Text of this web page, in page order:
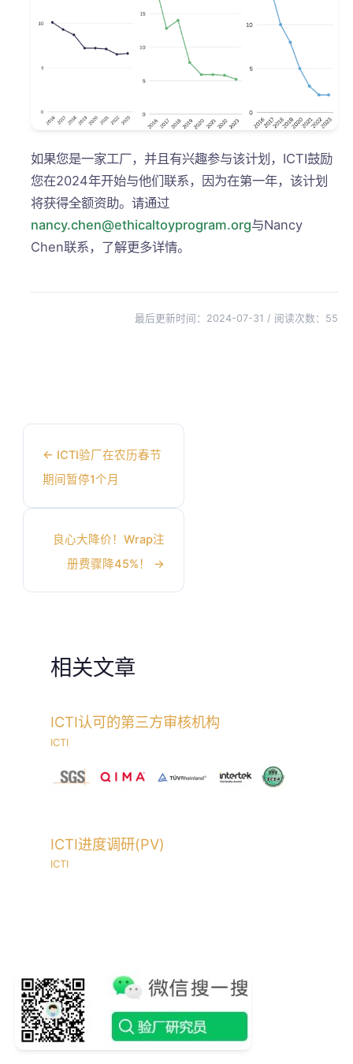
如果您是一家工厂，并且有兴趣参与该计划，ICTI鼓励
您在2024年开始与他们联系，因为在第一年，该计划
将获得全额资助。请通过
nancy.chen@ethicaltoyprogram.org与Nancy
Chen联系，了解更多详情。
最后更新时间：2024-07-31 / 阅读次数： 55
← ICTI验厂在农历春节
期间暂停1个月
良心大降价！Wrap注
册费骤降45%！ →
相关文章
ICTI认可的第三方审核机构
ICTI
ICTI进度调研(PV)
ICTI